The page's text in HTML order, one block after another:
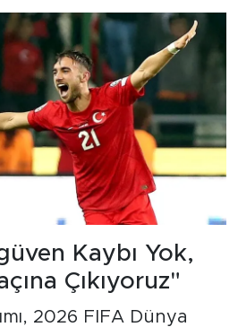
Kaybı Yok,
Çıkıyoruz"
2026 FIFA Dünya